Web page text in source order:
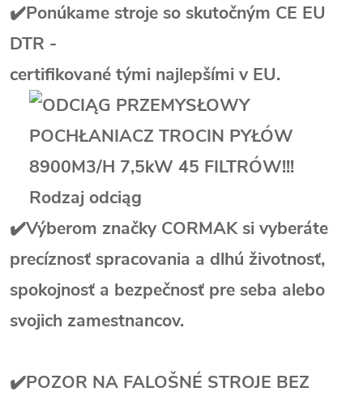
✔️Ponúkame stroje so skutočným CE EU
DTR -
certifikované tými najlepšími v EU.
✔️Výberom značky CORMAK si vyberáte
precíznosť spracovania a dlhú životnosť,
spokojnosť a bezpečnosť pre seba alebo
svojich zamestnancov.
✔️POZOR NA FALOŠNÉ STROJE BEZ